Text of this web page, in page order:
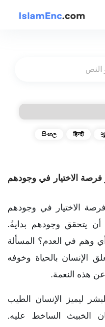
हिन्दी
සිංහල
فرصة الاختيار في وجودهم
الاختيار في وجودهم
يتحقق وجودهم بدايةً.
وهم في العدم؟ المسألة
الإنسان بالحياة وخوفه
هذه النعمة.
ليميز الإنسان الطيب
الخبيث الساخط عليه.